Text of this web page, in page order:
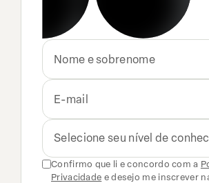
Selecione seu nível de
Confirmo que li e concordo com a
Privacidade e desejo me inscrever